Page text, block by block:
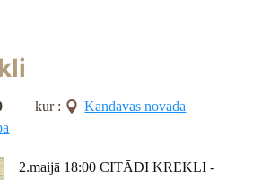
kur :
Kandavas novada
2.maijā 18:00 CITĀDI KREKLI -